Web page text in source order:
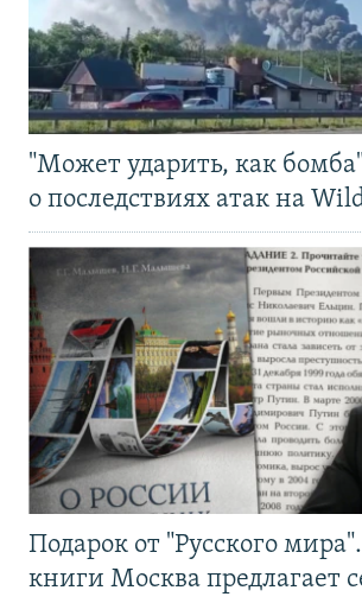
"Может ударить, как
о последствиях атак на
Подарок от "Русского
книги Москва предлагает